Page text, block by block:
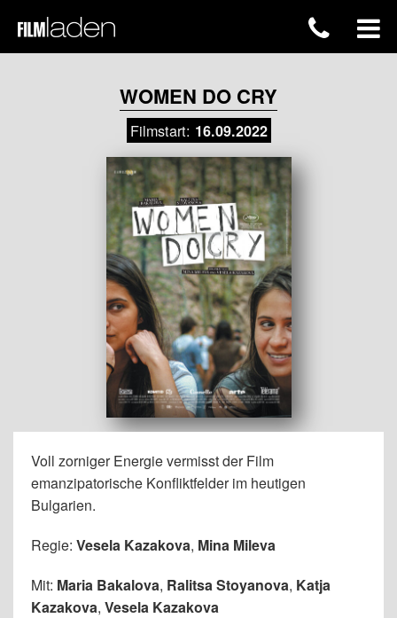
WOMEN DO CRY
Filmstart: 16.09.2022
Voll zorniger Energie vermisst der Film
emanzipatorische Konfliktfelder im heutigen
Bulgarien.
Regie: Vesela Kazakova, Mina Mileva
Mit: Maria Bakalova, Ralitsa Stoyanova, Katja
Kazakova, Vesela Kazakova